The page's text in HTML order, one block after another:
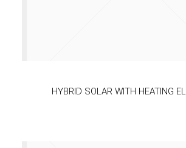
HYBRID SOLAR WITH HEATING